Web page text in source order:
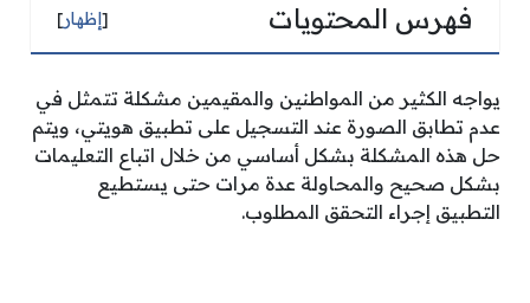
فهرس المحتويات [إظهار]
يواجه الكثير من المواطنين والمقيمين مشكلة تتمثل في
عدم تطابق الصورة عند التسجيل على تطبيق هويتي، ويتم
حل هذه المشكلة بشكل أساسي من خلال اتباع التعليمات
بشكل صحيح والمحاولة عدة مرات حتى يستطيع
التطبيق إجراء التحقق المطلوب.